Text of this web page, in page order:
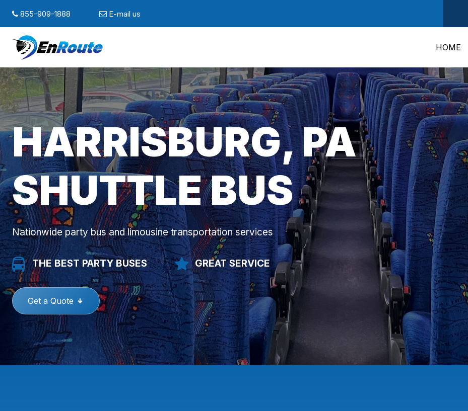
855-909-1888 E-mail us
HOME
HARRISBURG, PA
SHUTTLE BUS
Nationwide party bus and limousine transportation services
THE BEST PARTY BUSES GREAT SERVICE
Get a Quote